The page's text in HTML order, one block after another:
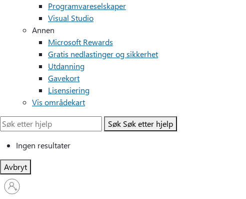
Programvareselskaper
Visual Studio
Annen
Microsoft Rewards
Gratis nedlastinger og sikkerhet
Utdanning
Gavekort
Lisensiering
Vis områdekart
Søk Søk etter hjelp
Ingen resultater
Avbryt
Logg
på